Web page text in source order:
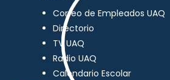
Correo de Empleados UAQ
Directorio
TV UAQ
Radio UAQ
Calendario Escolar